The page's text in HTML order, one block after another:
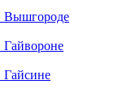
Вышгороде
Гайвороне
Гайсине